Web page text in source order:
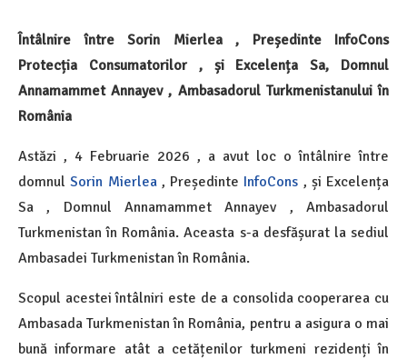
Întâlnire între Sorin Mierlea , Președinte InfoCons
Protecția Consumatorilor , și Excelența Sa, Domnul
Annamammet Annayev , Ambasadorul Turkmenistanului în
România
Astăzi , 4 Februarie 2026 , a avut loc o întâlnire între
domnul Sorin Mierlea , Președinte InfoCons , și Excelența
Sa , Domnul Annamammet Annayev ,Ambasadorul
Turkmenistan în România. Aceasta s-a desfășurat la sediul
Ambasadei Turkmenistan în România.
Scopul acestei întâlniri este de a consolida cooperarea cu
Ambasada Turkmenistan în România, pentru a asigura o mai
bună informare atât a cetățenilorturkmeni rezidenți în